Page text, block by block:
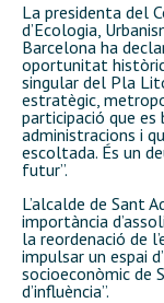
La presidenta del
d’Ecologia,
Barcelona ha
oportunitat
singular del Pla
estratègic,
participació que es
administracions i
escoltada. És un
futur”.
L’alcalde de Sant
importància
la reordenació de
impulsar un espai
socioeconòmic de
d’influència”.